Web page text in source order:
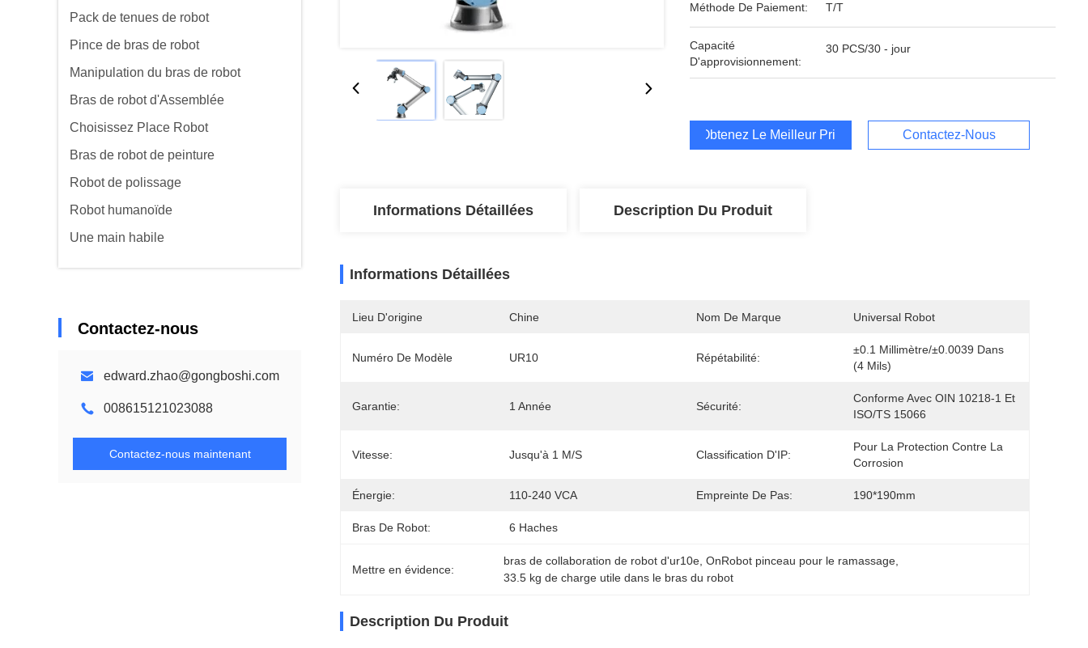
Pack de tenues de robot
Pince de bras de robot
Manipulation du bras de robot
Bras de robot d'Assemblée
Choisissez Place Robot
Bras de robot de peinture
Robot de polissage
Robot humanoïde
Une main habile
Contactez-nous
edward.zhao@gongboshi.com
008615121023088
Contactez-nous maintenant
Méthode De Paiement: T/T
Capacité
D'approvisionnement:
30 PCS/30 - jour
Obtenez Le Meilleur Prix Contactez-Nous
Informations Détaillées Description Du Produit
Informations Détaillées
Lieu D'origine Chine Nom De Marque Universal Robot
Numéro De Modèle UR10 Répétabilité:
±0.1 Millimètre/±0.0039 Dans
(4 Mils)
Garantie: 1 Année Sécurité:
Conforme Avec OIN 10218-1 Et
ISO/TS 15066
Vitesse: Jusqu'à 1 M/s Classification D'IP:
Pour La Protection Contre La
Corrosion
Énergie: 110-240 VCA Empreinte De Pas: 190*190mm
Bras De Robot: 6 Haches
Mettre en évidence:
bras de collaboration de robot d'ur10e , OnRobot pinceau pour le ramassage
33.5 kg de charge utile dans le bras du robot
Description Du Produit